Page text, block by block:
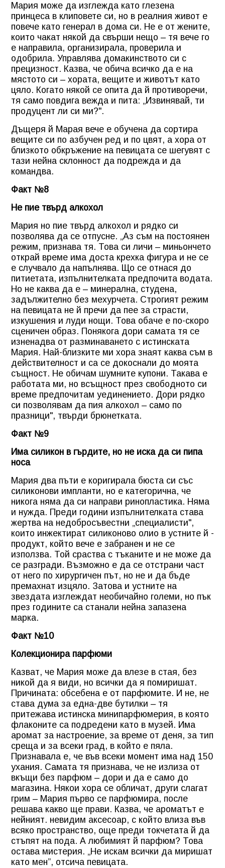
Мария може да изглежда като глезена
принцеса в клиповете си, но в реалния живот е
повече като генерал в дома си. Не е от жените,
които чакат някой да свърши нещо – тя вече го
е направила, организирала, проверила и
одобрила. Управлява домакинството си с
прецизност. Казва, че обича всичко да е на
мястото си – хората, вещите и животът като
цяло. Когато някой се опита да й противоречи,
тя само повдига вежда и пита: „Извинявай, ти
продуцент ли си ми?".
Дъщеря й Марая вече е обучена да сортира
вещите си по азбучен ред и по цвят, а хора от
близкото обкръжение на певицата се шегувят с
тази нейна склонност да подрежда и да
командва.
Факт №8
Не пие твърд алкохол
Мария но пие твърд алкохол и рядко си
позволява да се отпусне. „Аз съм на постоянен
режим, признава тя. Това си личи – миньончето
открай време има доста крехка фигура и не се
е случвало да напълнява. Що се отнася до
питиетата, изпълнителката предпочита водата.
Но не каква да е – минерална, студена,
задължително без мехурчета. Строгият режим
на певицата не й пречи да пее за страсти,
изкушения и луди нощи. Това обаче е по-скоро
сценичен образ. Понякога дори самата тя се
изненадва от разминаването с истинската
Мария. Най-близките ми хора знаят каква съм в
действителност и са се докоснали до моята
същност. Не обичам шумните купони. Такава е
работата ми, но всъщност през свободното си
време предпочитам уединението. Дори рядко
си позволявам да пия алкохол – само по
празници", твърди брюнетката.
Факт №9
Има силикон в гърдите, но не иска да си пипа
носа
Мария два пъти е коригирала бюста си със
силиконови импланти, но е категорична, че
никога няма да си направи ринопластика. Няма
и нужда. Преди години изпълнителката става
жертва на недобросъвестни „специалисти",
които инжектират силиконово олио в устните й -
продукт, който вече е забранен и не се
използва. Той сраства с тъканите и не може да
се разгради. Възможно е да се отстрани част
от него по хирургичен път, но не и да бъде
премахнат изцяло. Затова и устните на
звездата изглеждат необичайно големи, но пък
през годините са станали нейна запазена
марка.
Факт №10
Колекционира парфюми
Казват, че Мария може да влезе в стая, без
никой да я види, но всички да я помиришат.
Причината: обсебена е от парфюмите. И не, не
става дума за една-две бутилки – тя
притежава истинска минипарфюмерия, в която
флаконите са подредени като в музей. Има
аромат за настроение, за време от деня, за тип
среща и за всеки град, в който е пяла.
Признавала е, че във всеки момент има над 150
ухания. Самата тя признава, че не излиза от
вкъщи без парфюм – дори и да е само до
магазина. Някои хора се обличат, други слагат
грим – Мария първо се парфюмира, после
решава какво ще прави. Казва, че ароматът е
нейният. невидим аксесоар, с който влиза във
всяко пространство, още преди токчетата й да
стъпят на пода. А любимият й парфюм? Това
остава мистерия. „Не искам всички да миришат
като мен”, отсича певицата.